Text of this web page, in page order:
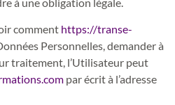
comment https://transe-
Personnelles, demander à
traitement, l’Utilisateur peut
par écrit à l’adresse